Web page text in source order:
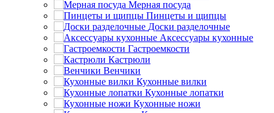
Мерная посуда
Пинцеты и щипцы
Доски разделочные
Аксессуары кухонные
Гастроемкости
Кастрюли
Венчики
Кухонные вилки
Кухонные лопатки
Кухонные ножи